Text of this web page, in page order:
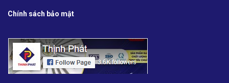
Chính sách bảo mật